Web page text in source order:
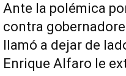
Ante la polémica
contra
llamó a dejar de
Enrique Alfaro le